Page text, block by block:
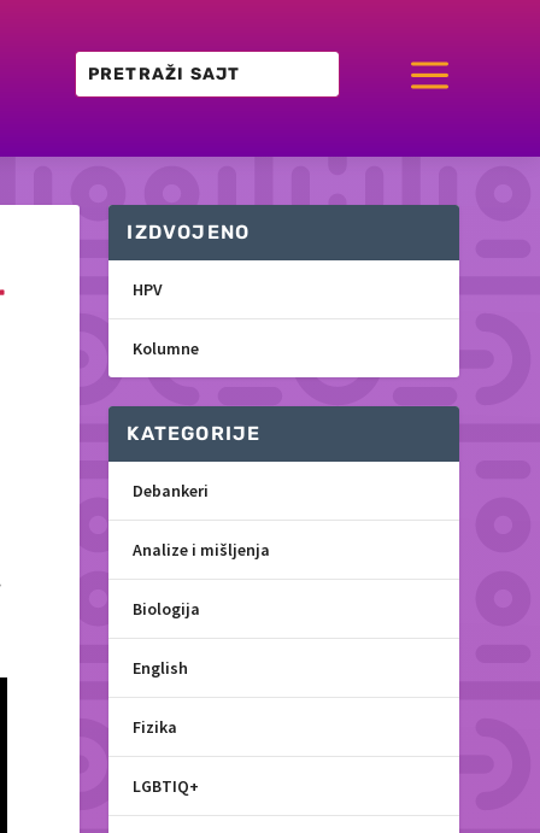
a
IZDVOJENO
HPV
Kolumne
KATEGORIJE
Debankeri
Analize i mišljenja
Biologija
English
Fizika
LGBTIQ+